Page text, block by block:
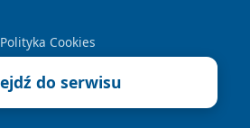
Polityka Cookies
do serwisu